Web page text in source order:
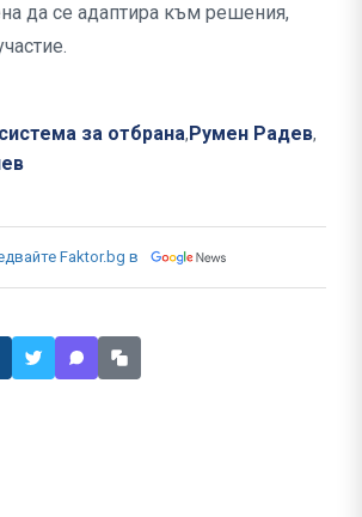
да се адаптира към решения,
за отбрана, Румен Радев,
Faktor.bg в